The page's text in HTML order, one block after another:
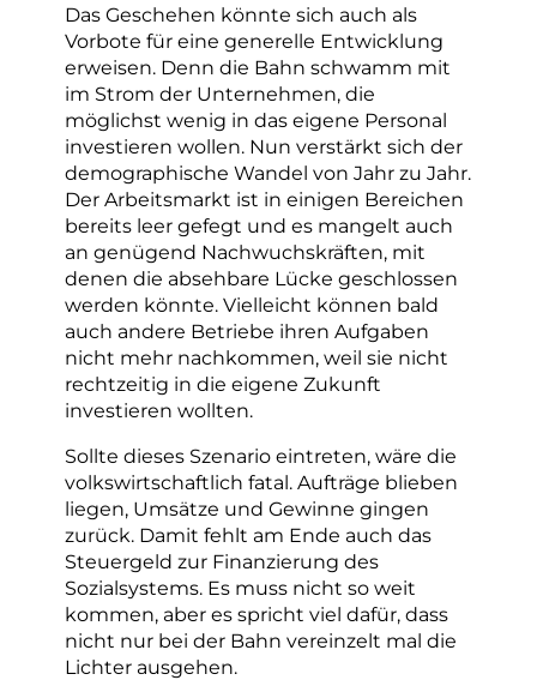
Das Geschehen könnte sich auch als
Vorbote für eine generelle Entwicklung
erweisen. Denn die Bahn schwamm mit
im Strom der Unternehmen, die
möglichst wenig in das eigene Personal
investieren wollen. Nun verstärkt sich der
demographische Wandel von Jahr zu Jahr.
Der Arbeitsmarkt ist in einigen Bereichen
bereits leer gefegt und es mangelt auch
an genügend Nachwuchskräften, mit
denen die absehbare Lücke geschlossen
werden könnte. Vielleicht können bald
auch andere Betriebe ihren Aufgaben
nicht mehr nachkommen, weil sie nicht
rechtzeitig in die eigene Zukunft
investieren wollten.
Sollte dieses Szenario eintreten, wäre die
volkswirtschaftlich fatal. Aufträge blieben
liegen, Umsätze und Gewinne gingen
zurück. Damit fehlt am Ende auch das
Steuergeld zur Finanzierung des
Sozialsystems. Es muss nicht so weit
kommen, aber es spricht viel dafür, dass
nicht nur bei der Bahn vereinzelt mal die
Lichter ausgehen.